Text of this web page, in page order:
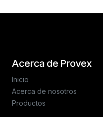
Acerca de Provex
Inicio
Acerca de nosotros
Productos